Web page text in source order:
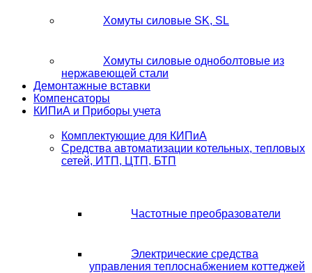
Хомуты силовые SK, SL
Хомуты силовые одноболтовые из
нержавеющей стали
Демонтажные вставки
Компенсаторы
КИПиА и Приборы учета
Комплектующие для КИПиА
Средства автоматизации котельных, тепловых
сетей, ИТП, ЦТП, БТП
Частотные преобразователи
Электрические средства
управления теплоснабжением коттеджей